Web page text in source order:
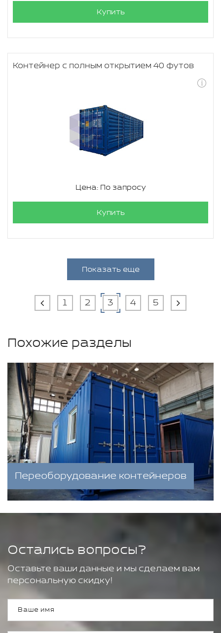
Купить
Контейнер с полным открытием 40 футов
Цена: По запросу
Купить
Показать еще
1 2 3 4 5
Похожие разделы
Переоборудование контейнеров
Остались вопросы?
Оставьте ваши данные и мы сделаем вам
персональную скидку!